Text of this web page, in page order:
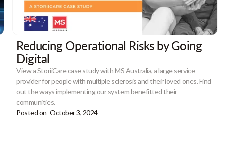
Reducing Operational Risks by Going
Digital
View a StoriiCare case study with MS Australia, a large service
provider for people with multiple sclerosis and their loved ones. Find
out the ways implementing our system benefitted their
communities.
Posted on October 3, 2024